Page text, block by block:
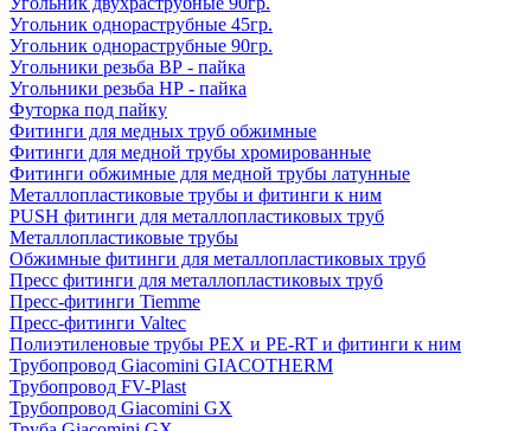
Угольник однораструбные 45гр.
Угольник однораструбные 90гр.
Угольники резьба ВР - пайка
Угольники резьба НР - пайка
Футорка под пайку
Фитинги для медных труб обжимные
Фитинги для медной трубы хромированные
Фитинги обжимные для медной трубы латунные
Металлопластиковые трубы и фитинги к ним
PUSH фитинги для металлопластиковых труб
Металлопластиковые трубы
Обжимные фитинги для металлопластиковых труб
Пресс фитинги для металлопластиковых труб
Пресс-фитинги Tiemme
Пресс-фитинги Valtec
Полиэтиленовые трубы PEX и PE-RT и фитинги к ним
Трубопровод Giacomini GIACOTHERM
Трубопровод FV-Plast
Трубопровод Giacomini GX